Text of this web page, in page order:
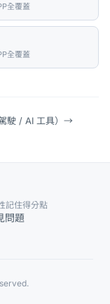
全覆蓋
全覆蓋
駛 / AI 工具） →
記住得分點
問題